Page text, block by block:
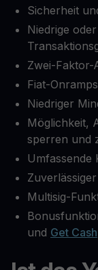
Sicherheit
Niedrige
Zwei-Faktor-
Fiat-
Niedriger
Möglichkeit,
sperren und
Umfassende
Multisig-
und Get Cash